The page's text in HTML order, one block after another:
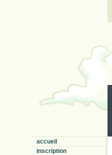
accueil
inscription